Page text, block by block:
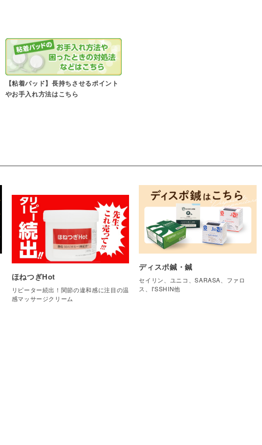
【粘着パッド】長持ちさせるポイント
やお手入れ方法はこちら
ほねつぎHot
リピーター続出！関節の違和感に注目の温
感マッサージクリーム
ディスポ鍼・鍼
セイリン、ユニコ、SARASA、ファロ
ス、I'SSHIN他